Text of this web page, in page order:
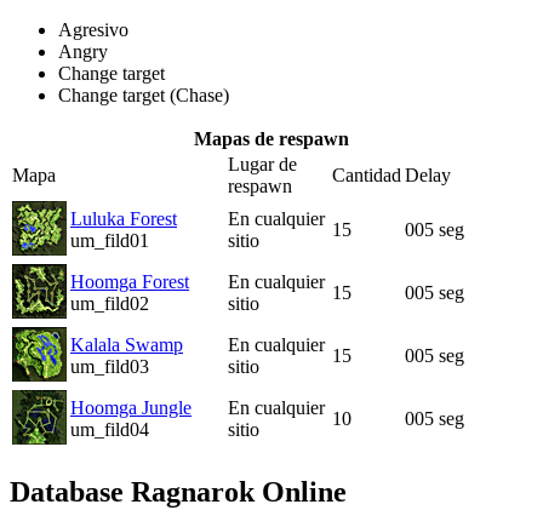
Agresivo
Angry
Change target
Change target (Chase)
Mapas de respawn
Mapa
Lugar de
respawn
Cantidad Delay
Luluka Forest
um_fild01
En cualquier
sitio
15 005 seg
Hoomga Forest
um_fild02
En cualquier
sitio
15 005 seg
Kalala Swamp
um_fild03
En cualquier
sitio
15 005 seg
Hoomga Jungle
um_fild04
En cualquier
sitio
10 005 seg
Database Ragnarok Online